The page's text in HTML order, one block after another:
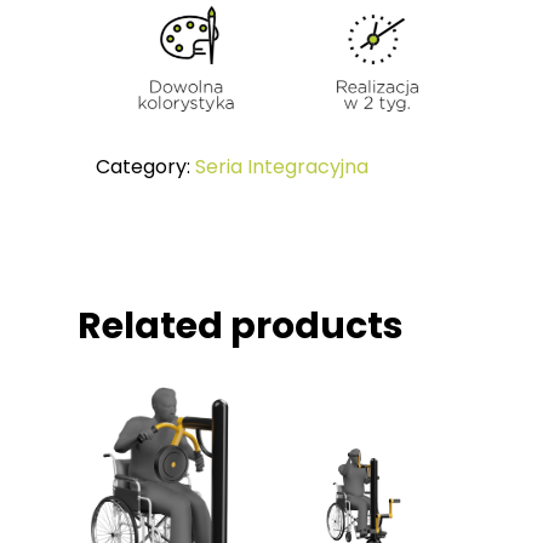
Category: Seria Integracyjna
Related products
STREET WORKOUT
SERIA KIDS
Dzieci
Kolorystyka
Jak Ćwiczyć
Referencje